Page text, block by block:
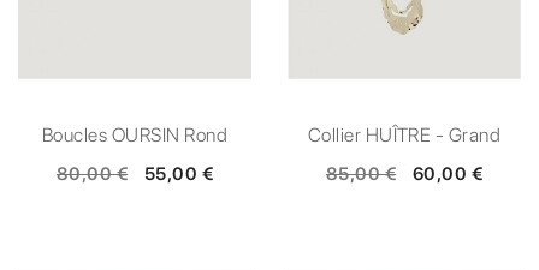
Boucles OURSIN Rond
80,00 € 55,00 €
Collier HUÎTRE - Grand
85,00 € 60,00 €